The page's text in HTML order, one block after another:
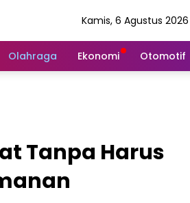
Kamis, 6 Agustus 2026
Olahraga Ekonomi Otomotif
Tanpa Harus